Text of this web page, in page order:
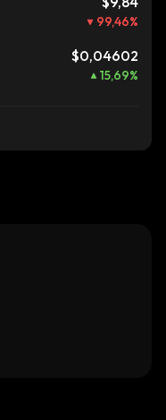
99,46%
$0,04602
15,69%